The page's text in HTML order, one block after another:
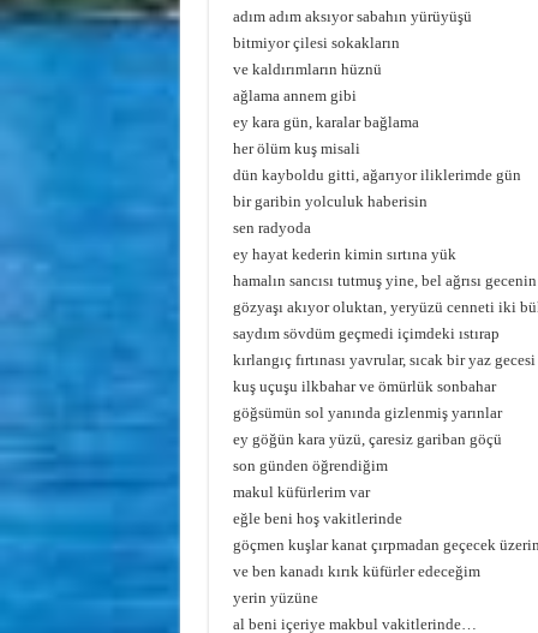
adım adım aksıyor sabahın yürüyüşü
bitmiyor çilesi sokakların
ve kaldırımların hüznü
ağlama annem gibi
ey kara gün, karalar bağlama
her ölüm kuş misali
dün kayboldu gitti, ağarıyor iliklerimde gün
bir garibin yolculuk haberisin
sen radyoda
ey hayat kederin kimin sırtına yük
hamalın sancısı tutmuş yine, bel ağrısı gecenin
gözyaşı akıyor oluktan, yeryüzü cenneti iki
saydım sövdüm geçmedi içimdeki ıstırap
kırlangıç fırtınası yavrular, sıcak bir yaz
kuş uçuşu ilkbahar ve ömürlük sonbahar
göğsümün sol yanında gizlenmiş yarınlar
ey göğün kara yüzü, çaresiz gariban göçü
son günden öğrendiğim
makul küfürlerim var
eğle beni hoş vakitlerinde
göçmen kuşlar kanat çırpmadan geçecek
ve ben kanadı kırık küfürler edeceğim
yerin yüzüne
al beni içeriye makbul vakitlerinde…